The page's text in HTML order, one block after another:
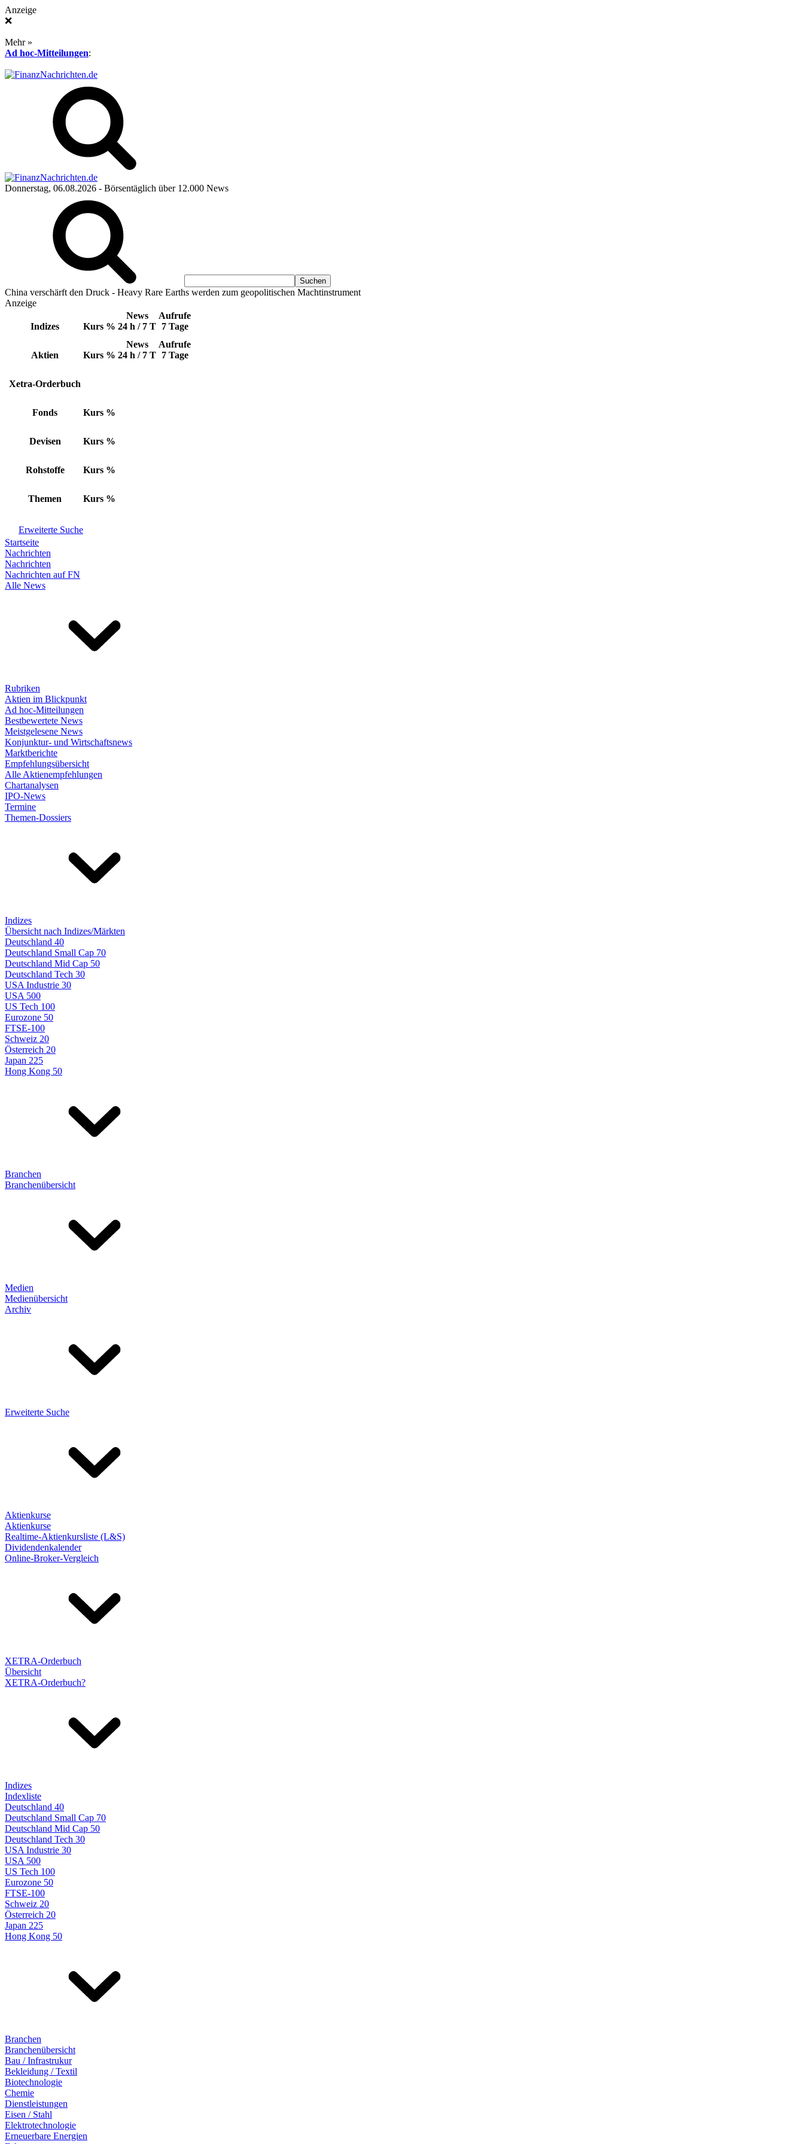
Anzeige
❌
Mehr »
Ad hoc-Mitteilungen:
Donnerstag, 06.08.2026 - Börsentäglich über 12.000 News
China verschärft den Druck - Heavy Rare Earths werden zum geopolitischen Machtinstrument
Anzeige
Indizes Kurs %
News
24 h / 7 T
Aufrufe
7 Tage
Aktien Kurs %
News
24 h / 7 T
Aufrufe
7 Tage
Xetra-Orderbuch
Fonds Kurs %
Devisen Kurs %
Rohstoffe Kurs %
Themen Kurs %
Erweiterte Suche
Startseite
Nachrichten
Nachrichten
Nachrichten auf FN
Alle News
Rubriken
Aktien im Blickpunkt
Ad hoc-Mitteilungen
Bestbewertete News
Meistgelesene News
Konjunktur- und Wirtschaftsnews
Marktberichte
Empfehlungsübersicht
Alle Aktienempfehlungen
Chartanalysen
IPO-News
Termine
Themen-Dossiers
Indizes
Übersicht nach Indizes/Märkten
Deutschland 40
Deutschland Small Cap 70
Deutschland Mid Cap 50
Deutschland Tech 30
USA Industrie 30
USA 500
US Tech 100
Eurozone 50
FTSE-100
Schweiz 20
Österreich 20
Japan 225
Hong Kong 50
Branchen
Branchenübersicht
Medien
Medienübersicht
Archiv
Erweiterte Suche
Aktienkurse
Aktienkurse
Realtime-Aktienkursliste (L&S)
Dividendenkalender
Online-Broker-Vergleich
XETRA-Orderbuch
Übersicht
XETRA-Orderbuch?
Indizes
Indexliste
Deutschland 40
Deutschland Small Cap 70
Deutschland Mid Cap 50
Deutschland Tech 30
USA Industrie 30
USA 500
US Tech 100
Eurozone 50
FTSE-100
Schweiz 20
Österreich 20
Japan 225
Hong Kong 50
Branchen
Branchenübersicht
Bau / Infrastrukur
Bekleidung / Textil
Biotechnologie
Chemie
Dienstleistungen
Eisen / Stahl
Elektrotechnologie
Erneuerbare Energien